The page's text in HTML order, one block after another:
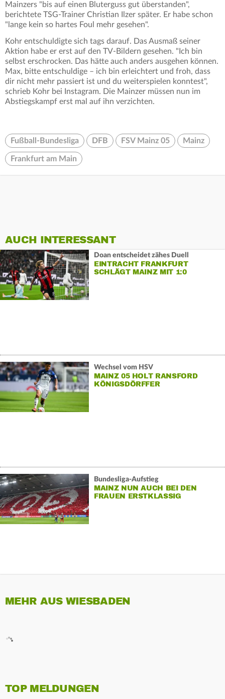
Mainzers "bis auf einen Bluterguss gut überstanden",
berichtete TSG-Trainer Christian Ilzer später. Er habe schon
"lange kein so hartes Foul mehr gesehen".
Kohr entschuldigte sich tags darauf. Das Ausmaß seiner
Aktion habe er erst auf den TV-Bildern gesehen. "Ich bin
selbst erschrocken. Das hätte auch anders ausgehen können.
Max, bitte entschuldige – ich bin erleichtert und froh, dass
dir nicht mehr passiert ist und du weiterspielen konntest",
schrieb Kohr bei Instagram. Die Mainzer müssen nun im
Abstiegskampf erst mal auf ihn verzichten.
Fußball-Bundesliga DFB FSV Mainz 05 Mainz
Frankfurt am Main
AUCH INTERESSANT
Doan entscheidet zähes Duell
EINTRACHT FRANKFURT
SCHLÄGT MAINZ MIT 1:0
Wechsel vom HSV
MAINZ 05 HOLT RANSFORD
KÖNIGSDÖRFFER
Bundesliga-Aufstieg
MAINZ NUN AUCH BEI DEN
FRAUEN ERSTKLASSIG
MEHR AUS WIESBADEN
TOP MELDUNGEN